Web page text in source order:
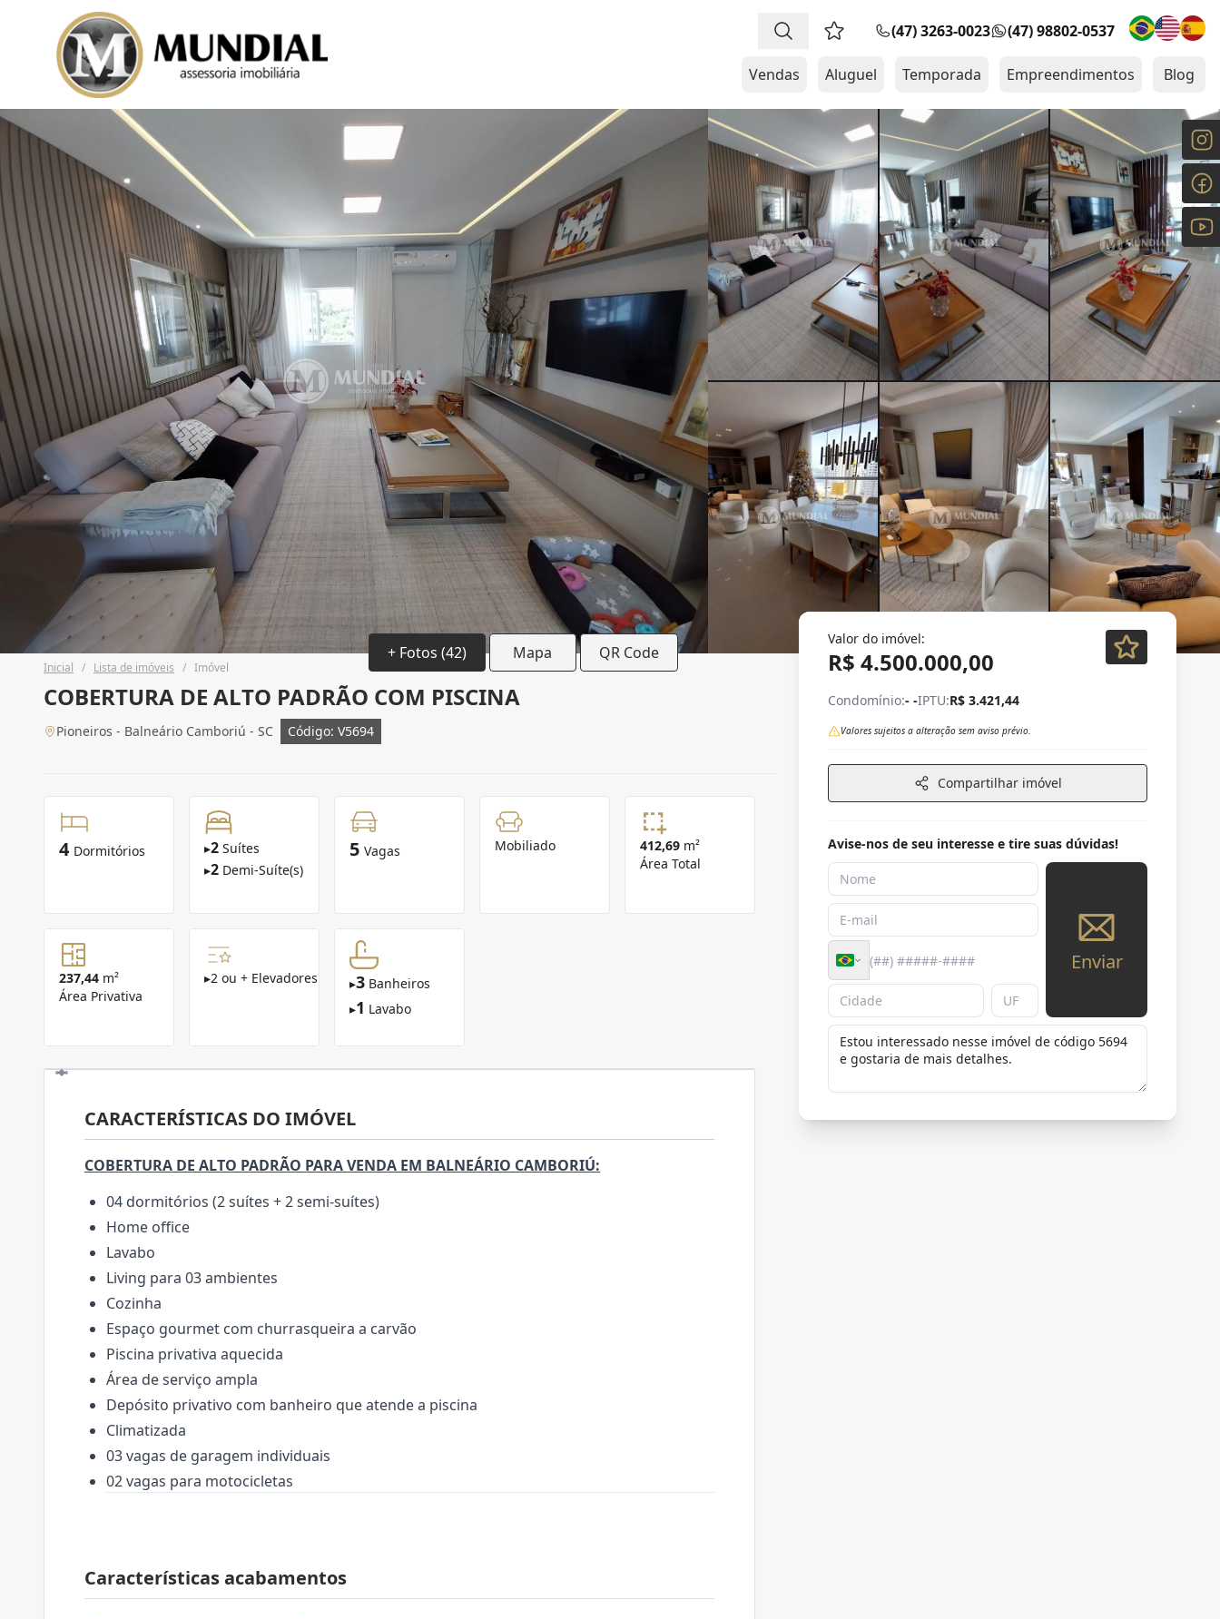
Favoritos (0 itens)
(47) 3263-0023 (47) 98802-0537
Vendas Aluguel Temporada Empreendimentos Blog
+ Fotos (42) Mapa QR Code
Inicial / Lista de imóveis / Imóvel
COBERTURA DE ALTO PADRÃO COM PISCINA
Pioneiros - Balneário Camboriú - SC Código: V5694
4 Dormitórios ▸2 Suítes
▸2 Demi-Suíte(s)
5 Vagas Mobiliado 412,69 m²
Área Total
237,44 m²
Área Privativa
▸2 ou + Elevadores ▸3 Banheiros
▸1 Lavabo
Características acabamentos
CARACTERÍSTICAS DO IMÓVEL
COBERTURA DE ALTO PADRÃO PARA VENDA EM BALNEÁRIO CAMBORIÚ:
04 dormitórios (2 suítes + 2 semi-suítes)
Home office
Lavabo
Living para 03 ambientes
Cozinha
Espaço gourmet com churrasqueira a carvão
Piscina privativa aquecida
Área de serviço ampla
Depósito privativo com banheiro que atende a piscina
Climatizada
03 vagas de garagem individuais
02 vagas para motocicletas
Valor do imóvel:
R$ 4.500.000,00
Condomínio:- -IPTU:R$ 3.421,44
Valores sujeitos a alteração sem aviso prévio.
Compartilhar imóvel
Avise-nos de seu interesse e tire suas dúvidas!
Enviar